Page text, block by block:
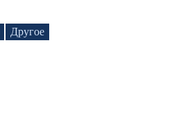
Другое